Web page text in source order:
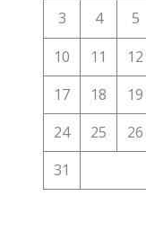
3
4 5
10
11 12
17
18 19
24
25 26
31